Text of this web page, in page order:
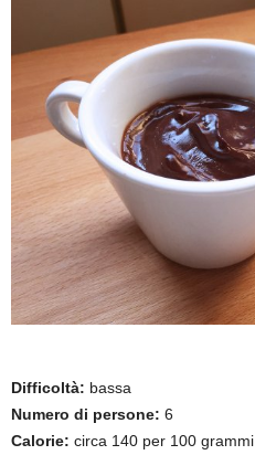
Difficoltà: bassa
Numero di persone: 6
Calorie: circa 140 per 100 grammi